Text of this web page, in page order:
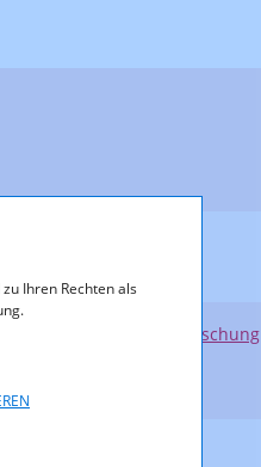
Ihren Rechten als
bis zum Horizont
aus Sicht der Marktforschung